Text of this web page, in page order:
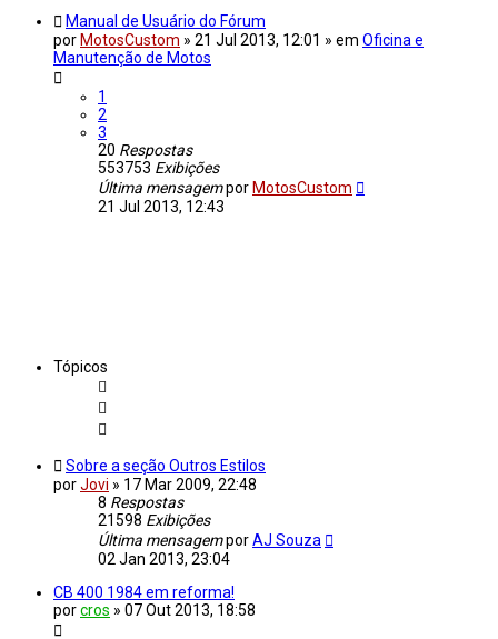
Manual de Usuário do Fórum
por MotosCustom » 21 Jul 2013, 12:01 » em Oficina e
Manutenção de Motos
1
2
3
20 Respostas
553753 Exibições
Última mensagempor MotosCustom
21 Jul 2013, 12:43
Tópicos
Sobre a seção Outros Estilos
porJovi » 17 Mar 2009, 22:48
8 Respostas
21598 Exibições
Última mensagemporAJ Souza
02 Jan 2013, 23:04
CB 400 1984 em reforma!
porcros » 07 Out 2013, 18:58